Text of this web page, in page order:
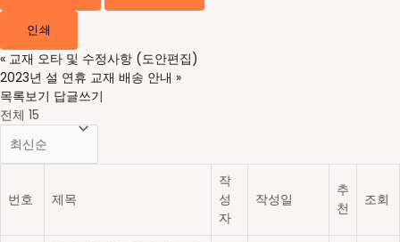
인쇄
« 교재 오타 및 수정사항 (도안편집)
2023년 설 연휴 교재 배송 안내 »
목록보기 답글쓰기
전체 15
번호 제목
작
성
자
작성일
추
천
조회